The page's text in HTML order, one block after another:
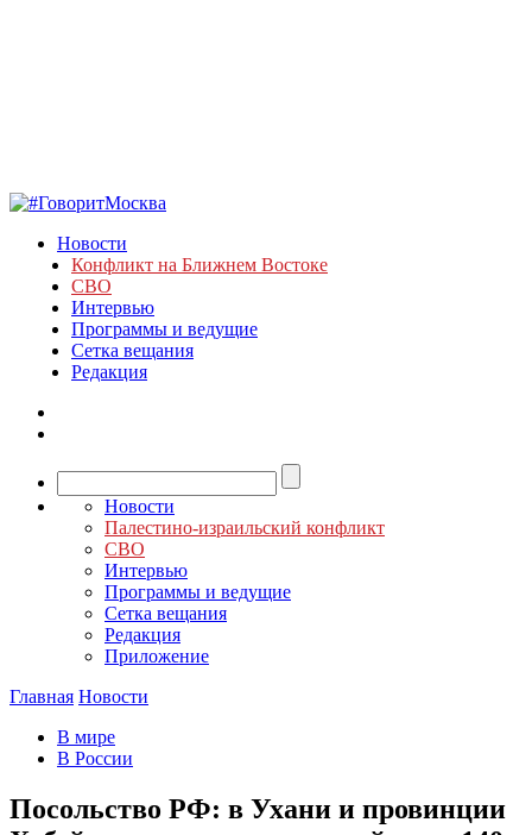
Новости
Конфликт на Ближнем Востоке
СВО
Интервью
Программы и ведущие
Сетка вещания
Редакция
Новости
Палестино-израильский конфликт
СВО
Интервью
Программы и ведущие
Сетка вещания
Редакция
Приложение
Главная Новости
В мире
В России
Посольство РФ: в Ухани и провинции